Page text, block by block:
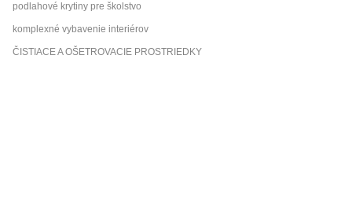
podlahové krytiny pre školstvo
komplexné vybavenie interiérov
ČISTIACE A OŠETROVACIE PROSTRIEDKY